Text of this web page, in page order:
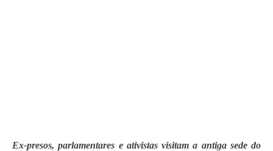
Ex-presos, parlamentares e ativistas visitam a antiga sede do